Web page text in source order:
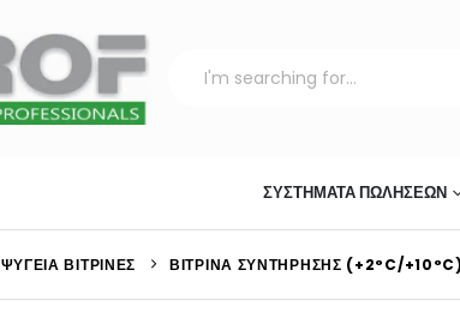
ΣΥΣΤΉΜΑΤΑ ΠΩΛΉΣΕΩΝ
ΨΥΓΕΊΑ ΒΙΤΡΊΝΕΣ ΒΙΤΡΊΝΑ ΣΥΝΤΉΡΗΣΗΣ (+2°C/+10°C)